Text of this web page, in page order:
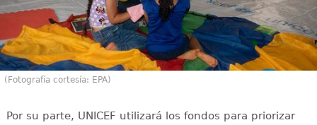
(Fotografía cortesía: EPA)
Por su parte, UNICEF utilizará los fondos para priorizar